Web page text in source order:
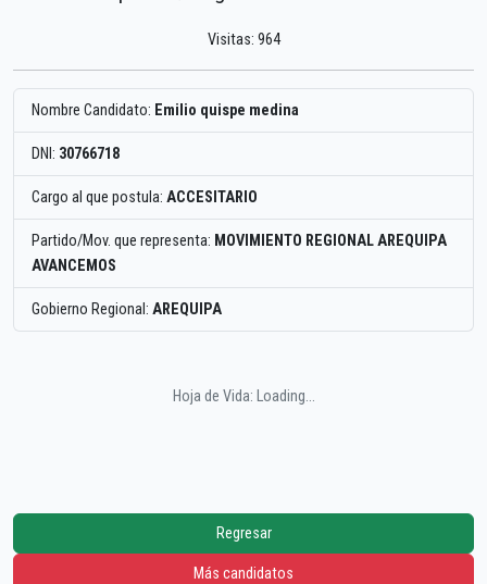
Visitas: 964
Nombre Candidato: Emilio quispe medina
DNI: 30766718
Cargo al que postula: ACCESITARIO
Partido/Mov. que representa: MOVIMIENTO REGIONAL AREQUIPA
AVANCEMOS
Gobierno Regional: AREQUIPA
Hoja de Vida: Loading...
Regresar
Más candidatos